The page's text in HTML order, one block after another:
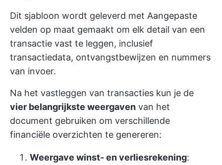
Dit sjabloon wordt geleverd met Aangepaste
velden op maat gemaakt om elk detail van een
transactie vast te leggen, inclusief
transactiedata, ontvangstbewijzen en nummers
van invoer.
Na het vastleggen van transacties kun je de
vier belangrijkste weergaven van het
document gebruiken om verschillende
financiële overzichten te genereren:
Weergave winst- en verliesrekening: